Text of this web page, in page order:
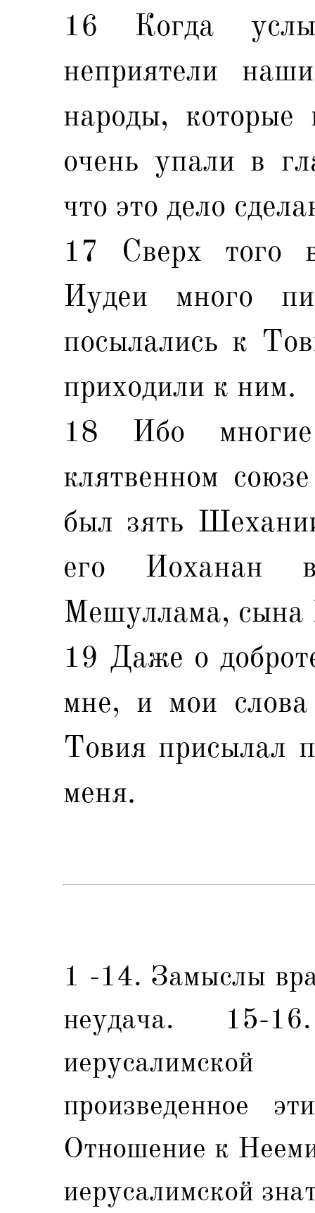
16 Когда
неприятели
народы, которые
очень упали в
что это дело
17 Сверх того
Иудеи много
посылались к
приходили к ним.
18 Ибо
клятвенном
был зять
его Иоханан
Мешуллама, сына
19 Даже о
мне, и мои
Товия присылал
меня.
1 -14. Замыслы
неудача. 15-
произведенное
Отношение к
иерусалимской